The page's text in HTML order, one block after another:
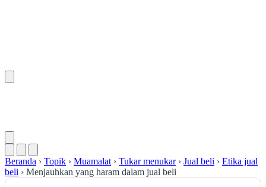
Beranda › Topik › Muamalat › Tukar menukar › Jual beli › Etika jual
beli › Menjauhkan yang haram dalam jual beli